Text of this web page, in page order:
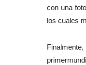
con una
los cuales